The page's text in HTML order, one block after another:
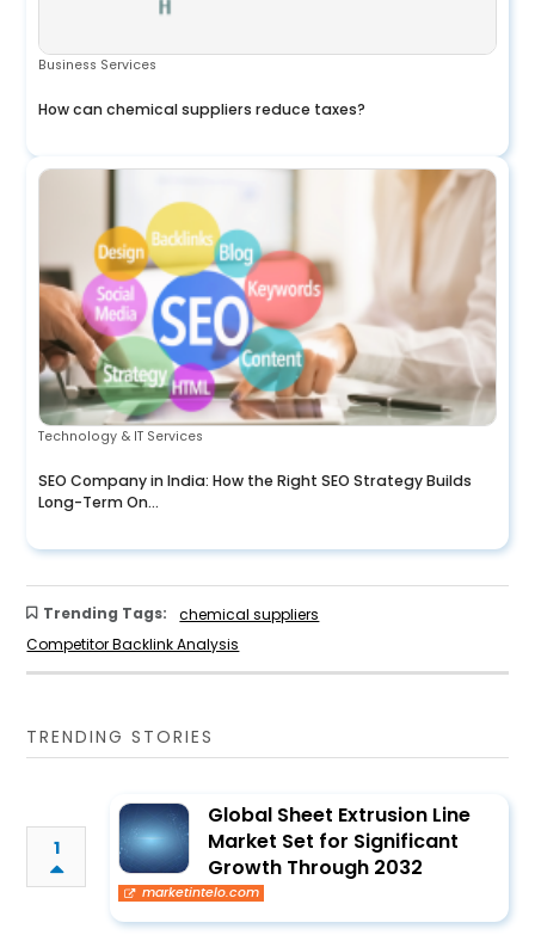
Business Services
How can chemical suppliers reduce taxes?
Technology & IT Services
SEO Company in India: How the Right SEO Strategy Builds
Long-Term On...
Trending Tags:
chemical suppliers
Competitor Backlink Analysis
TRENDING STORIES
1
Global Sheet Extrusion Line
Market Set for Significant
Growth Through 2032
marketintelo.com